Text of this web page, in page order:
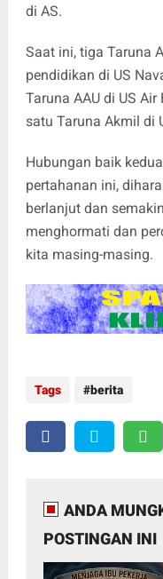
di AS.
Saat ini, tiga Taruna
pendidikan di US
Taruna AAU di US Air
satu Taruna Akmil di
Hubungan baik
pertahanan ini,
berlanjut dan
menghormati dan
kita masing-masing.
Tags berita
ANDA
POSTINGAN INI